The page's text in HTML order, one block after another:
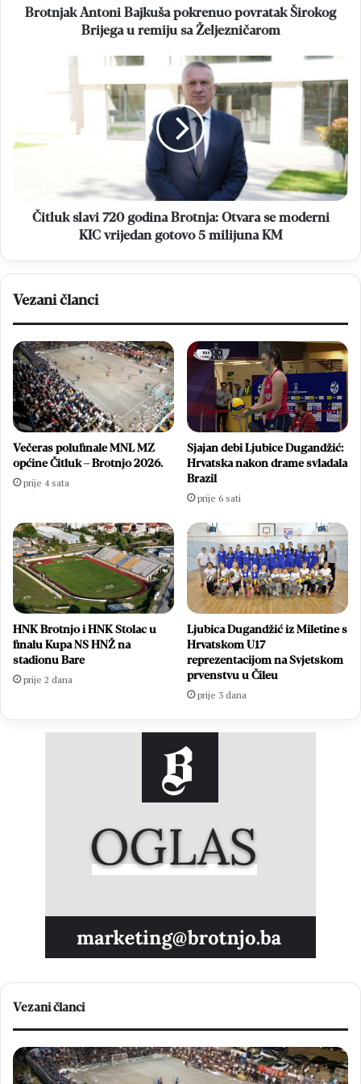
Brotnjak Antoni Bajkuša pokrenuo povratak Širokog
Brijega u remiju sa Željezničarom
Brotnja:
Otvara
vrijedan
Čitluk slavi 720 godina Brotnja: Otvara se moderni
KIC vrijedan gotovo 5 milijuna KM
Vezani članci
Večeras polufinale MNL MZ
općine Čitluk – Brotnjo 2026.
prije 4 sata
Sjajan debi Ljubice Dugandžić:
Hrvatska nakon drame svladala
Brazil
prije 6 sati
HNK Brotnjo i HNK Stolac u
finalu Kupa NS HNŽ na
stadionu Bare
prije 2 dana
Ljubica Dugandžić iz Miletine s
Hrvatskom U17
reprezentacijom na Svjetskom
prvenstvu u Čileu
prije 3 dana
Vezani članci
Heroji
Mladifesta: